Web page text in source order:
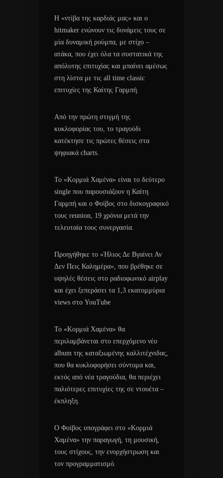
Η «ντίβα της καρδιάς μας» και ο
hitmaker ενώνουν τις δυνάμεις τους σε
μία δυναμική ρούμπα, με στίχο –
ατάκα, που έχει όλα τα συστατικά της
απόλυτης επιτυχίας και μπαίνει αμέσως
στη λίστα με τις all time classic
επιτυχίες της Καίτης Γαρμπή.
Από την πρώτη στιγμή της
κυκλοφορίας του, το τραγούδι
κατέκτησε τις πρώτες θέσεις στα
ψηφιακά charts.
Το «Κορμιά Χαμένα» είναι το δεύτερο
single που παρουσιάζουν η Καίτη
Γαρμπή και ο Φοίβος στο δισκογραφικό
τους reunion, 19 χρόνια μετά την
τελευταία τους συνεργασία.
Προηγήθηκε το «Ήλιος Δε Βγαίνει Αν
Δεν Πεις Καλημέρα», που βρέθηκε σε
υψηλές θέσεις στο ραδιοφωνικό airplay
και έχει ξεπεράσει τα 1,3 εκατομμύρια
views στο YouTube
Το «Κορμιά Χαμένα» θα
περιλαμβάνεται στο επερχόμενο νέο
album της καταξιωμένης καλλιτέχνιδας,
που θα κυκλοφορήσει σύντομα και,
εκτός από νέα τραγούδια, θα περιέχει
παλιότερες επιτυχίες της σε ντουέτα –
έκπληξη.
Ο Φοίβος υπογράφει στο «Κορμιά
Χαμένα» την παραγωγή, τη μουσική,
τους στίχους, την ενορχήστρωση και
τον προγραμματισμό.